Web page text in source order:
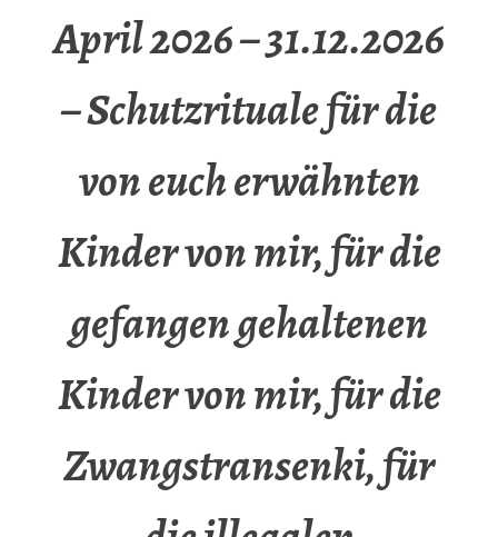
April 2026 – 31.12.2026
– Schutzrituale für die
von euch erwähnten
Kinder von mir, für die
gefangen gehaltenen
Kinder von mir, für die
Zwangstransenki, für